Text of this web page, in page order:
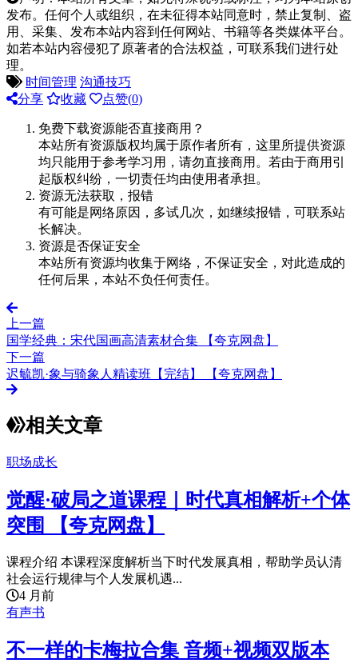
发布。任何个人或组织，在未征得本站同意时，禁止复制、盗
用、采集、发布本站内容到任何网站、书籍等各类媒体平台。
如若本站内容侵犯了原著者的合法权益，可联系我们进行处
理。
时间管理 沟通技巧
分享
收藏 点赞(0)
免费下载资源能否直接商用？
本站所有资源版权均属于原作者所有，这里所提供资源
均只能用于参考学习用，请勿直接商用。若由于商用引
起版权纠纷，一切责任均由使用者承担。
资源无法获取，报错
有可能是网络原因，多试几次，如继续报错，可联系站
长解决。
资源是否保证安全
本站所有资源均收集于网络，不保证安全，对此造成的
任何后果，本站不负任何责任。
上一篇
国学经典：宋代国画高清素材合集 【夸克网盘】
下一篇
迟毓凯·象与骑象人精读班【完结】 【夸克网盘】
相关文章
职场成长
觉醒·破局之道课程｜时代真相解析+个体
突围 【夸克网盘】
课程介绍 本课程深度解析当下时代发展真相，帮助学员认清
社会运行规律与个人发展机遇...
4 月前
有声书
不一样的卡梅拉合集 音频+视频双版本